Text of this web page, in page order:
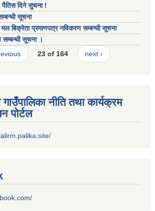
पैतिस दिने सुचना !
सूचना
बिक्रेता प्रमाणपत्र नविकरण सम्बन्धी सूचना
सूचना ।
23 of 164 next ›
नीति तथा कार्यक्रम
पोर्टल